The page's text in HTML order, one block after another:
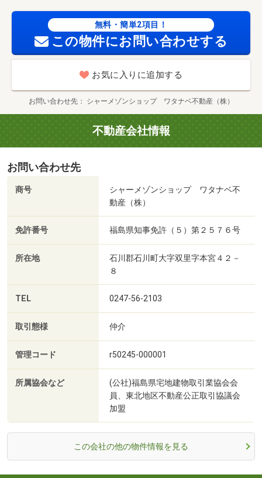
無料・簡単2項目！
この物件にお問い合わせする
お気に入りに追加する
お問い合わせ先 シャーメゾンショップ ワタナベ不動産（株）
不動産会社情報
お問い合わせ先
商号
シャーメゾンショップ ワタナベ不
動産（株）
免許番号 福島県知事免許（５）第２５７６号
所在地
石川郡石川町大字双里字本宮４２－
８
TEL 0247-56-2103
取引態様 仲介
管理コード r50245-000001
所属協会など
(公社)福島県宅地建物取引業協会会
員、東北地区不動産公正取引協議会
加盟
この会社の他の物件情報を見る